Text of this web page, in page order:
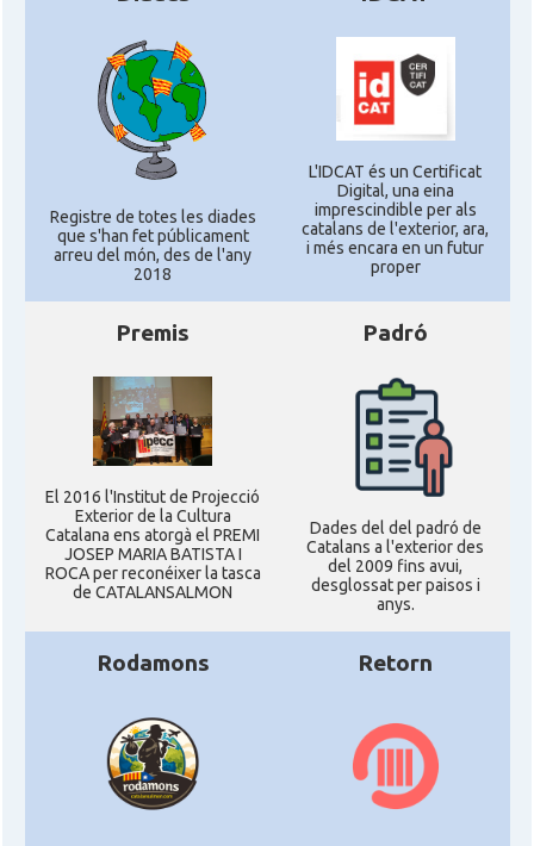
Registre de totes les diades
que s'han fet públicament
arreu del món, des de l'any
2018
L'IDCAT és un Certificat
Digital, una eina
imprescindible per als
catalans de l'exterior, ara,
i més encara en un futur
proper
Premis
El 2016 l'Institut de Projecció
Exterior de la Cultura
Catalana ens atorgà el PREMI
JOSEP MARIA BATISTA I
ROCA per reconéixer la tasca
de CATALANSALMON
Padró
Dades del del padró de
Catalans a l'exterior des
del 2009 fins avui,
desglossat per paisos i
anys.
Rodamons Retorn